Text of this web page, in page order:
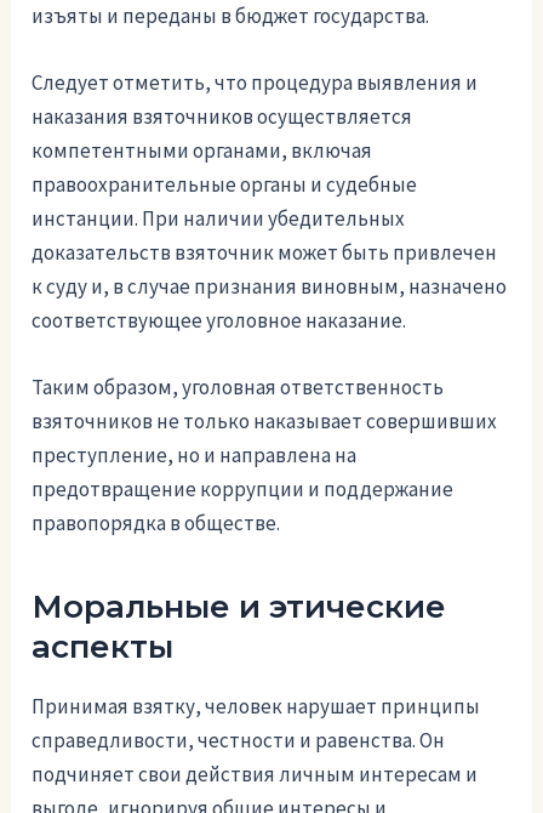
изъяты и переданы в бюджет государства.
Следует отметить, что процедура выявления и
наказания взяточников осуществляется
компетентными органами, включая
правоохранительные органы и судебные
инстанции. При наличии убедительных
доказательств взяточник может быть привлечен
к суду и, в случае признания виновным, назначено
соответствующее уголовное наказание.
Таким образом, уголовная ответственность
взяточников не только наказывает совершивших
преступление, но и направлена на
предотвращение коррупции и поддержание
правопорядка в обществе.
Моральные и этические
аспекты
Принимая взятку, человек нарушает принципы
справедливости, честности и равенства. Он
подчиняет свои действия личным интересам и